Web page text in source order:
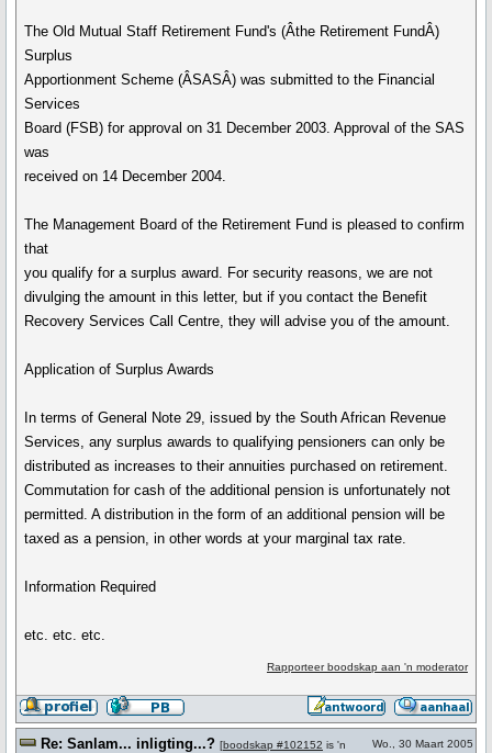
The Old Mutual Staff Retirement Fund's (Âthe Retirement FundÂ)
Surplus
Apportionment Scheme (ÂSASÂ) was submitted to the Financial
Services
Board (FSB) for approval on 31 December 2003. Approval of the SAS
was
received on 14 December 2004.
The Management Board of the Retirement Fund is pleased to confirm
that
you qualify for a surplus award. For security reasons, we are not
divulging the amount in this letter, but if you contact the Benefit
Recovery Services Call Centre, they will advise you of the amount.
Application of Surplus Awards
In terms of General Note 29, issued by the South African Revenue
Services, any surplus awards to qualifying pensioners can only be
distributed as increases to their annuities purchased on retirement.
Commutation for cash of the additional pension is unfortunately not
permitted. A distribution in the form of an additional pension will be
taxed as a pension, in other words at your marginal tax rate.
Information Required
etc. etc. etc.
Rapporteer boodskap aan 'n moderator
Re: Sanlam... inligting...? [boodskap #102152 is 'n
Wo., 30 Maart 2005